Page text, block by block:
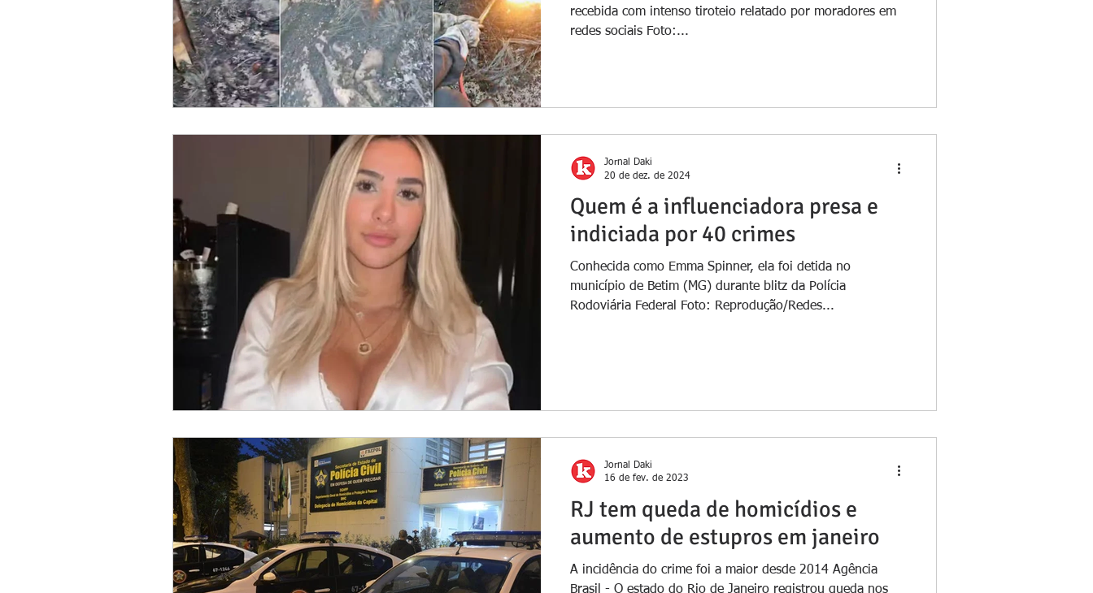
recebida com intenso tiroteio relatado por moradores em
redes sociais Foto:...
Quem é a influenciadora presa e
indiciada por 40 crimes
Conhecida como Emma Spinner, ela foi detida no
município de Betim (MG) durante blitz da Polícia
Rodoviária Federal Foto: Reprodução/Redes...
Jornal Daki
20 de dez. de 2024
RJ tem queda de homicídios e
aumento de estupros em janeiro
A incidência do crime foi a maior desde 2014 Agência
Brasil - O estado do Rio de Janeiro registrou queda nos
Jornal Daki
16 de fev. de 2023